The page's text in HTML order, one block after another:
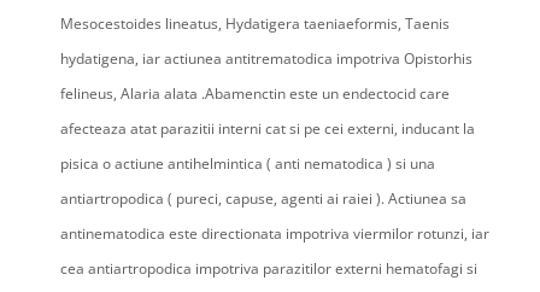
Mesocestoides lineatus, Hydatigera taeniaeformis, Taenis
hydatigena, iar actiunea antitrematodica impotriva Opistorhis
felineus, Alaria alata .Abamenctin este un endectocid care
afecteaza atat parazitii interni cat si pe cei externi, inducant la
pisica o actiune antihelmintica ( anti nematodica ) si una
antiartropodica ( pureci, capuse, agenti ai raiei ). Actiunea sa
antinematodica este directionata impotriva viermilor rotunzi, iar
cea antiartropodica impotriva parazitilor externi hematofagi si